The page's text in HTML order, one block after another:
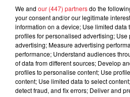
en cliquant sur le
Afficher
LES DERNIÈRES NEWS
Jay-Z se bat
We and our (447) partnersdo the
your consent and/or our legitimate
information on a device; Use limited data
profiles for personalised advertising;
advertising; Measure advertising
performance; Understand audiences
of data from different sources; Develop
profiles to personalise content; Use
content; Use limited data to select
detect fraud, and fix errors; Deliver and